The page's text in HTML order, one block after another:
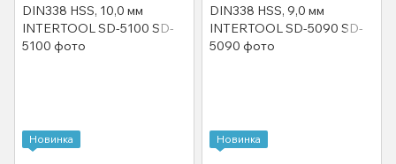
Новинка Новинка